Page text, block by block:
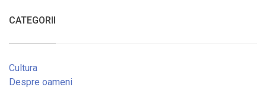
CATEGORII
Cultura
Despre oameni